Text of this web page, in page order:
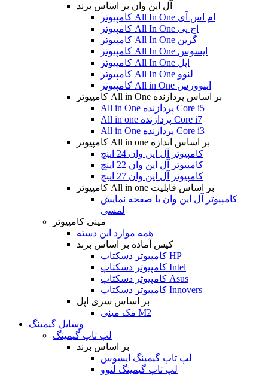
آل این وان بر اساس برند
کامپیوتر All In One ام اس آی
کامپیوتر All In One اچ پی
کامپیوتر All In One گرین
کامپیوتر All In One ایسوس
کامپیوتر All In One اپل
کامپیوتر All In One لنوو
کامپیوتر All in One اینوورس
کامپیوتر All in One بر اساس پردازنده
All in One پردازنده Core i5
All in one پردازنده Core i7
All in One پردازنده Core i3
کامپیوتر All in one بر اساس اندازه
کامپیوتر آل این وان 24 اینچ
کامپیوتر آل این وان 22 اینچ
کامپیوتر آل این وان 27 اینچ
کامپیوتر All in one بر اساس قابلیت
کامپیوتر آل این وان با صفحه نمایش
لمسی
مینی کامپیوتر
همه موارد این دسته
کیس آماده بر اساس برند
کامپیوتر دسکتاپ HP
کامپیوتر دسکتاپ Intel
کامپیوتر دسکتاپ Asus
کامپیوتر دسکتاپ Innovers
بر اساس سری اپل
مک مینی M2
وسایل گیمینگ
لپ تاپ گیمینگ
بر اساس برند
لپ تاپ گیمینگ ایسوس
لپ تاپ گیمینگ لنوو